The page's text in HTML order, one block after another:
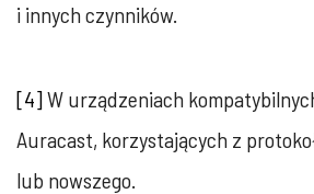
i innych czynników.
[4]W urządzeniach
Auracast, korzystających z
lub nowszego.